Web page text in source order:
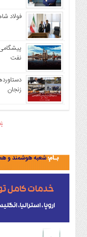
فولاد
نفت
زنجان